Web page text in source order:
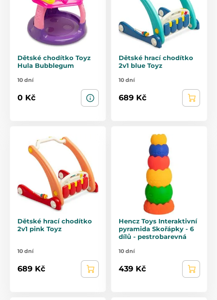
Dětské chodítko Toyz
Hula Bubblegum
10 dní
0 Kč
Dětské hrací chodítko
2v1 blue Toyz
10 dní
689 Kč
Dětské hrací chodítko
2v1 pink Toyz
10 dní
689 Kč
Hencz Toys Interaktivní
pyramida Skořápky - 6
dílů - pestrobarevná
10 dní
439 Kč